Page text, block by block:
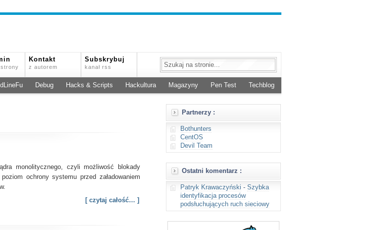
Kontakt
z autorem
Subskrybuj
kanał rss
Debug Hacks & Scripts Hackultura Magazyny Pen Test Techblog
monolitycznego, czyli możliwość blokady
ochrony systemu przed załadowaniem
[ czytaj całość… ]
Partnerzy :
Bothunters
CentOS
Devil Team
Ostatni komentarz :
Patryk Krawaczyński - Szybka
identyfikacja procesów
podsłuchujących ruch sieciowy